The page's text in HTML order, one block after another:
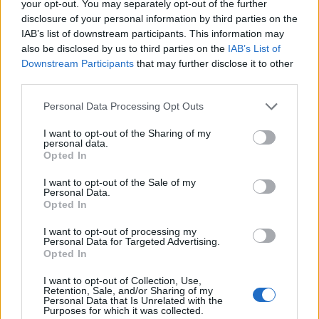
your opt-out. You may separately opt-out of the further
disclosure of your personal information by third parties on the
IAB’s list of downstream participants. This information may
also be disclosed by us to third parties on the IAB’s List of
Downstream Participants that may further disclose it to other
Personal Data Processing Opt Outs
I want to opt-out of the Sharing of my
personal data.
Opted In
I want to opt-out of the Sale of my
Personal Data.
Opted In
I want to opt-out of processing my
Personal Data for Targeted Advertising.
Opted In
I want to opt-out of Collection, Use,
Retention, Sale, and/or Sharing of my
Personal Data that Is Unrelated with the
Purposes for which it was collected.
Sutinku sutaisyklėmis
This site is protected by
reCAPTCHA and the Google